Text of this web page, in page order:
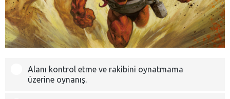
Alanı kontrol etme ve rakibini oynatmama
üzerine oynanış.